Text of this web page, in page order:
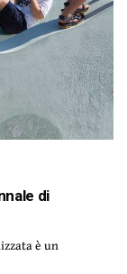
di
è un